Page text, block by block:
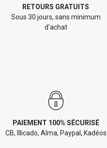
RETOURS GRATUITS
Sous 30 jours, sans minimum
d'achat
PAIEMENT 100% SÉCURISÉ
CB, Illicado, Alma, Paypal, Kadéos